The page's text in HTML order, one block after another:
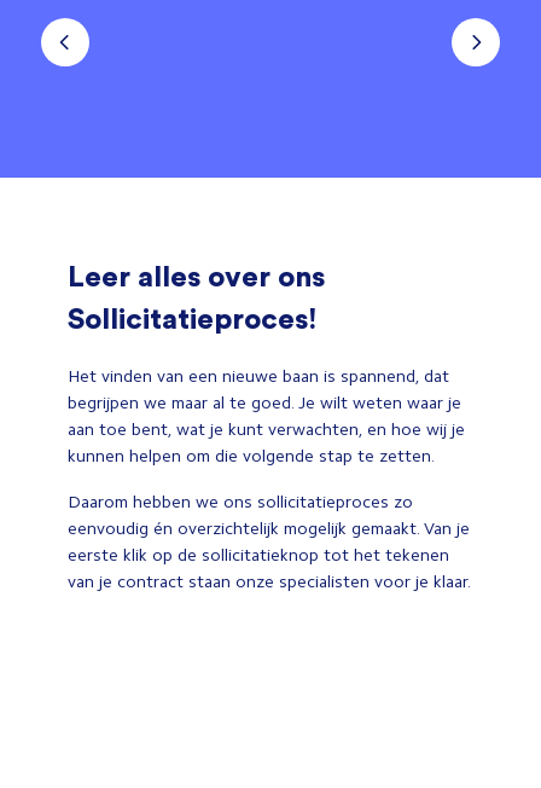
Leer alles over ons
Sollicitatieproces!
Het vinden van een nieuwe baan is spannend, dat
begrijpen we maar al te goed. Je wilt weten waar je
aan toe bent, wat je kunt verwachten, en hoe wij je
kunnen helpen om die volgende stap te zetten.
Daarom hebben we ons sollicitatieproces zo
eenvoudig én overzichtelijk mogelijk gemaakt. Van je
eerste klik op de sollicitatieknop tot het tekenen
van je contract staan onze specialisten voor je klaar.